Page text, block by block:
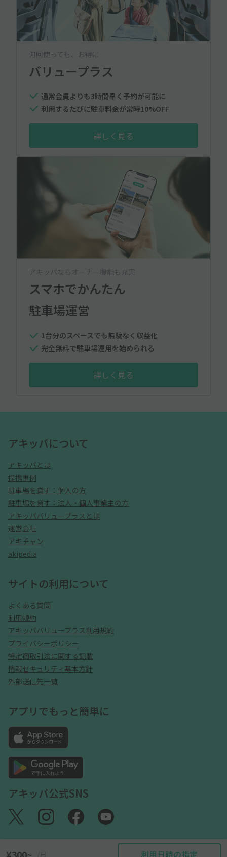
/日 利用日時の指定
何回使っても、お得に
バリュープラス
通常会員よりも3時間早く予約が可能に
利用するたびに駐車料金が常時10%OFF
詳しく見る
アキッパならオーナー機能も充実
スマホでかんたん
駐車場運営
1台分のスペースでも無駄なく収益化
完全無料で駐車場運用を始められる
詳しく見る
アキッパについて
アキッパとは
提携事例
駐車場を貸す：個人の方
駐車場を貸す：法人・個人事業主の方
アキッパバリュープラスとは
運営会社
アキチャン
akipedia
サイトの利用について
よくある質問
利用規約
アキッパバリュープラス利用規約
プライバシーポリシー
特定商取引法に関する記載
情報セキュリティ基本方針
外部送信先一覧
アプリでもっと簡単に
アキッパ公式SNS